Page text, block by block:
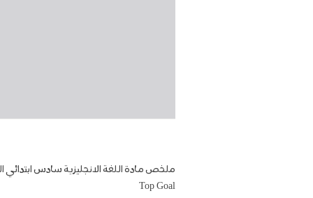
ملخص مادة اللغة الانجليزية سادس ابتدائي
Top Goal